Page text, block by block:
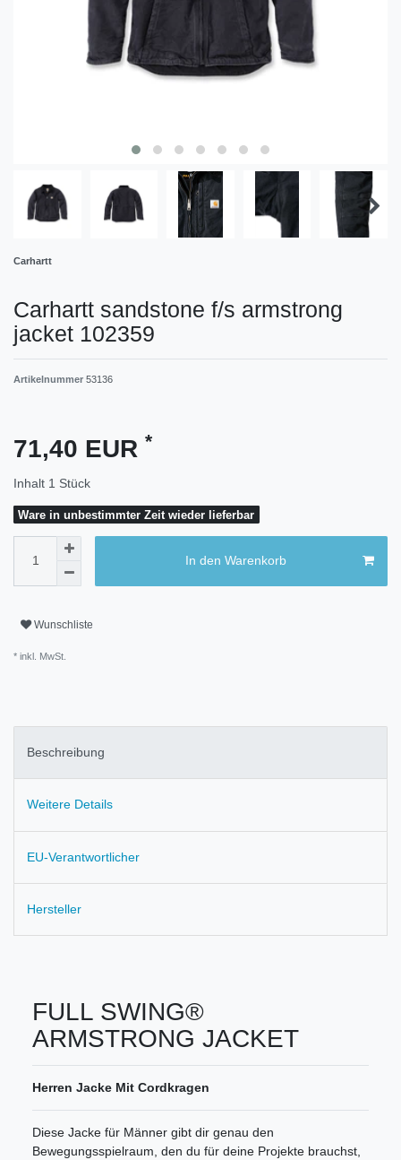
Carhartt
Carhartt sandstone f/s armstrong
jacket 102359
Artikelnummer 53136
71,40 EUR *
Inhalt 1 Stück
Ware in unbestimmter Zeit wieder lieferbar
In den Warenkorb
Wunschliste
* inkl. MwSt.
Beschreibung
Weitere Details
EU-Verantwortlicher
Hersteller
FULL SWING®
ARMSTRONG JACKET
Herren Jacke Mit Cordkragen
Diese Jacke für Männer gibt dir genau den
Bewegungsspielraum, den du für deine Projekte brauchst,